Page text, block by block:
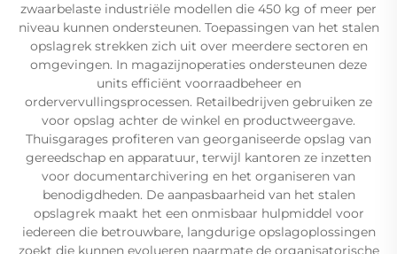
zwaarbelaste industriële modellen die 450 kg of meer per
niveau kunnen ondersteunen. Toepassingen van het stalen
opslagrek strekken zich uit over meerdere sectoren en
omgevingen. In magazijnoperaties ondersteunen deze
units efficiënt voorraadbeheer en
ordervervullingsprocessen. Retailbedrijven gebruiken ze
voor opslag achter de winkel en productweergave.
Thuisgarages profiteren van georganiseerde opslag van
gereedschap en apparatuur, terwijl kantoren ze inzetten
voor documentarchivering en het organiseren van
benodigdheden. De aanpasbaarheid van het stalen
opslagrek maakt het een onmisbaar hulpmiddel voor
iedereen die betrouwbare, langdurige opslagoplossingen